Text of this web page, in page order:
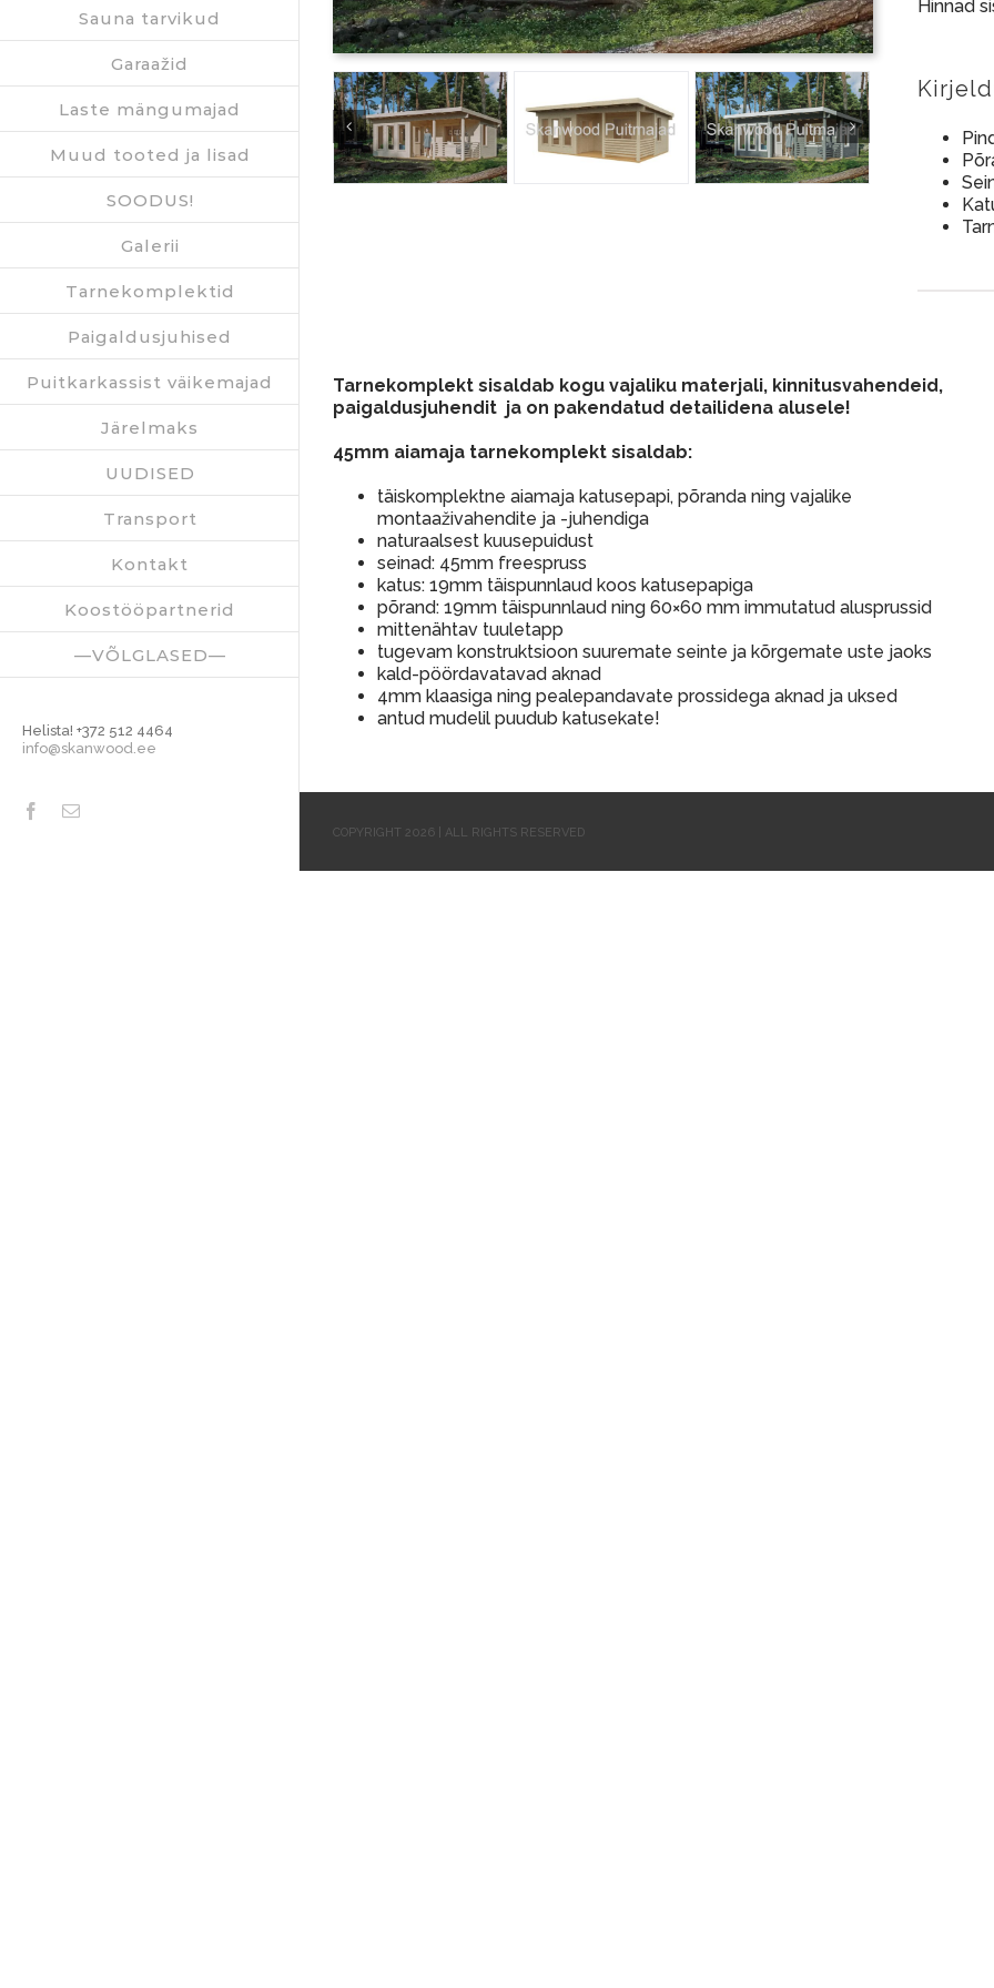
Sauna tarvikud
Garaažid
Laste mängumajad
Muud tooted ja lisad
SOODUS!
Galerii
Tarnekomplektid
Paigaldusjuhised
Puitkarkassist väikemajad
Järelmaks
UUDISED
Transport
Kontakt
Koostööpartnerid
—VÕLGLASED—
Helista! +372 512 4464
info@skanwood.ee
Facebook
Email
Hinnad
Tarnekomplekt sisaldab kogu vajaliku materjali, kinnitusvahendeid,
paigaldusjuhendit ja on pakendatud detailidena alusele!
45mm aiamaja tarnekomplekt sisaldab:
täiskomplektne aiamaja katusepapi, põranda ning vajalike
montaaživahendite ja -juhendiga
naturaalsest kuusepuidust
seinad: 45mm freespruss
katus: 19mm täispunnlaud koos katusepapiga
põrand: 19mm täispunnlaud ning 60×60 mm immutatud alusprussid
mittenähtav tuuletapp
tugevam konstruktsioon suuremate seinte ja kõrgemate uste jaoks
kald-pöördavatavad aknad
4mm klaasiga ning pealepandavate prossidega aknad ja uksed
antud mudelil puudub katusekate!
COPYRIGHT 2026 | ALL RIGHTS RESERVED